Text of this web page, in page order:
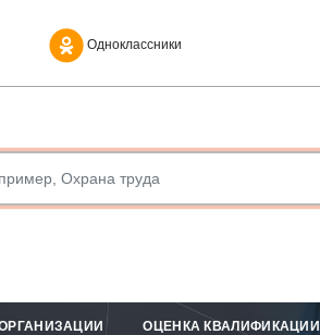
Одноклассники
ОЦЕНКА КВАЛИФИКАЦИИ